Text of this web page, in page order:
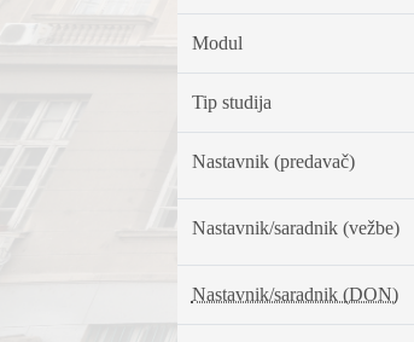
Modul
Tip studija
Nastavnik (predavač)
Nastavnik/saradnik (vežbe)
Nastavnik/saradnik (DON)